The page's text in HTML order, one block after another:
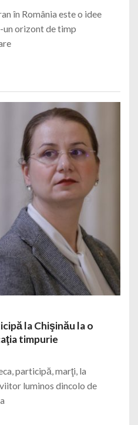
în România este o idee
orizont de timp
la Chişinău la o
timpurie
participă, marţi, la
luminos dincolo de